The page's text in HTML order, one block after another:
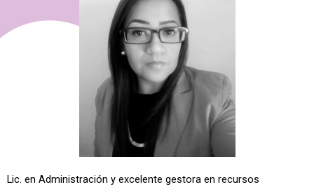
Lic. en Administración y excelente gestora en recursos